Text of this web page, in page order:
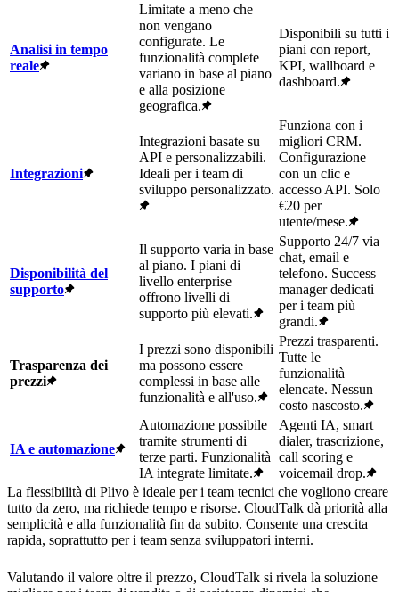
Analisi in tempo
reale
Limitate a meno che
non vengano
configurate. Le
funzionalità complete
variano in base al piano
e alla posizione
geografica.
Disponibili su tutti i
piani con report,
KPI, wallboard e
dashboard.
Integrazioni
Integrazioni basate su
API e personalizzabili.
Ideali per i team di
sviluppo personalizzato.
Funziona con i
migliori CRM.
Configurazione
con un clic e
accesso API. Solo
€20 per
utente/mese.
Disponibilità del
supporto
Il supporto varia in base
al piano. I piani di
livello enterprise
offrono livelli di
supporto più elevati.
Supporto 24/7 via
chat, email e
telefono. Success
manager dedicati
per i team più
grandi.
Trasparenza dei
prezzi
I prezzi sono disponibili
ma possono essere
complessi in base alle
funzionalità e all'uso.
Prezzi trasparenti.
Tutte le
funzionalità
elencate. Nessun
costo nascosto.
IA e automazione
Automazione possibile
tramite strumenti di
terze parti. Funzionalità
IA integrate limitate.
Agenti IA, smart
dialer, trascrizione,
call scoring e
voicemail drop.
La flessibilità di Plivo è ideale per i team tecnici che vogliono creare
tutto da zero, ma richiede tempo e risorse. CloudTalk dà priorità alla
semplicità e alla funzionalità fin da subito. Consente una crescita
rapida, soprattutto per i team senza sviluppatori interni.
Valutando il valore oltre il prezzo, CloudTalk si rivela la soluzione